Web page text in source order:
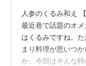
人参のくるみ和え
最近巷で話題のオ
はくるみですね。
まり料理が思いつ
か。今回はそんな